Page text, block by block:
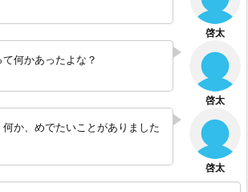
何かあったよな？
何か、めでたいことがありました